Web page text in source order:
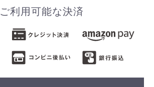
ご利用可能な決済